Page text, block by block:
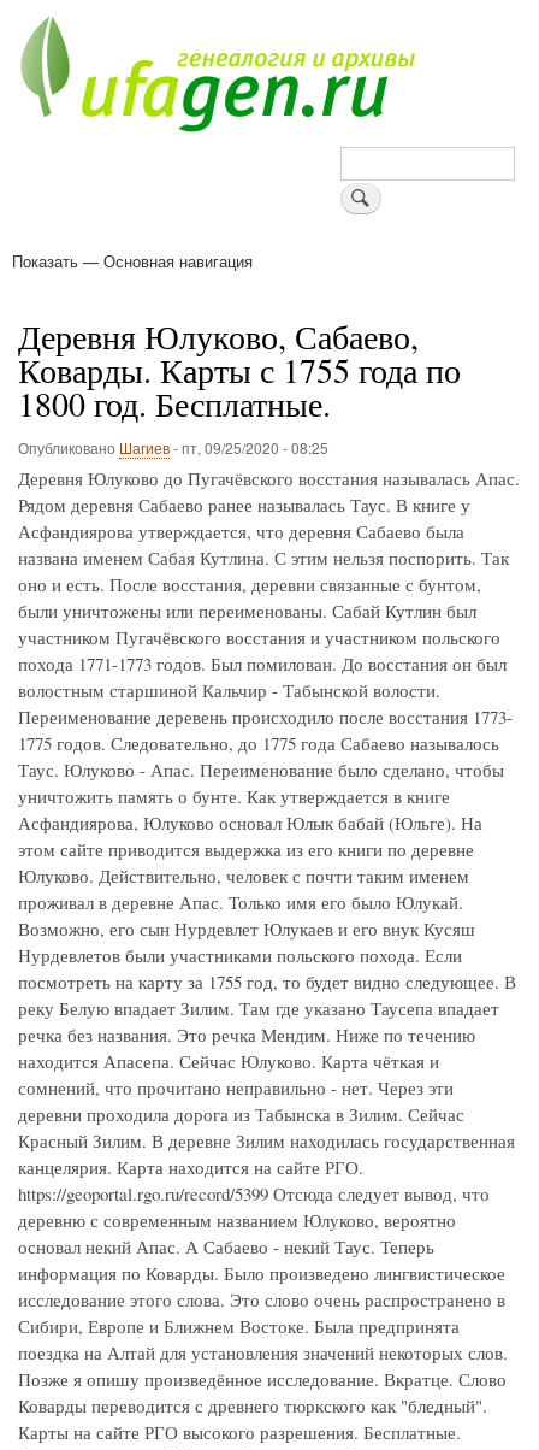
основному
содержанию
Поиск
Основная
Показать — Основная навигация
Деревня Юлуково, Сабаево,
Коварды. Карты с 1755 года по
1800 год. Бесплатные.
Опубликовано Шагиев-пт, 09/25/2020 - 08:25
Деревня Юлуково до Пугачёвского восстания называлась Апас.
Рядом деревня Сабаево ранее называлась Таус. В книге у
Асфандиярова утверждается, что деревня Сабаево была
названа именем Сабая Кутлина. С этим нельзя поспорить. Так
оно и есть. После восстания, деревни связанные с бунтом,
были уничтожены или переименованы. Сабай Кутлин был
участником Пугачёвского восстания и участником польского
похода 1771-1773 годов. Был помилован. До восстания он был
волостным старшиной Кальчир - Табынской волости.
Переименование деревень происходило после восстания 1773-
1775 годов. Следовательно, до 1775 года Сабаево называлось
Таус. Юлуково - Апас. Переименование было сделано, чтобы
уничтожить память о бунте. Как утверждается в книге
Асфандиярова, Юлуково основал Юлык бабай (Юльге). На
этом сайте приводится выдержка из его книги по деревне
Юлуково. Действительно, человек с почти таким именем
проживал в деревне Апас. Только имя его было Юлукай.
Возможно, его сын Нурдевлет Юлукаев и его внук Кусяш
Нурдевлетов были участниками польского похода. Если
посмотреть на карту за 1755 год, то будет видно следующее. В
реку Белую впадает Зилим. Там где указано Таусепа впадает
речка без названия. Это речка Мендим. Ниже по течению
находится Апасепа. Сейчас Юлуково. Карта чёткая и
сомнений, что прочитано неправильно - нет. Через эти
деревни проходила дорога из Табынска в Зилим. Сейчас
Красный Зилим. В деревне Зилим находилась государственная
канцелярия. Карта находится на сайте РГО.
https://geoportal.rgo.ru/record/5399 Отсюда следует вывод, что
деревню с современным названием Юлуково, вероятно
основал некий Апас. А Сабаево - некий Таус. Теперь
информация по Коварды. Было произведено лингвистическое
исследование этого слова. Это слово очень распространено в
Сибири, Европе и Ближнем Востоке. Была предпринята
поездка на Алтай для установления значений некоторых слов.
Позже я опишу произведённое исследование. Вкратце. Слово
Коварды переводится с древнего тюркского как "бледный".
Карты на сайте РГО высокого разрешения. Бесплатные.